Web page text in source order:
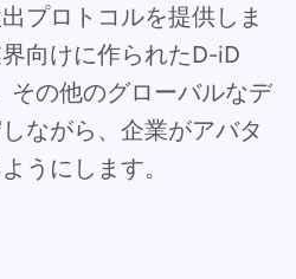
プロトコルを提供しま
向けに作られたD-iD
その他のグローバルなデ
ながら、企業がアバタ
うにします。